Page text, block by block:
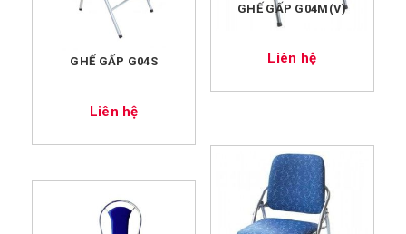
GHẾ GẤP G04M(V)
Liên hệ
GHẾ GẤP G04S
Liên hệ